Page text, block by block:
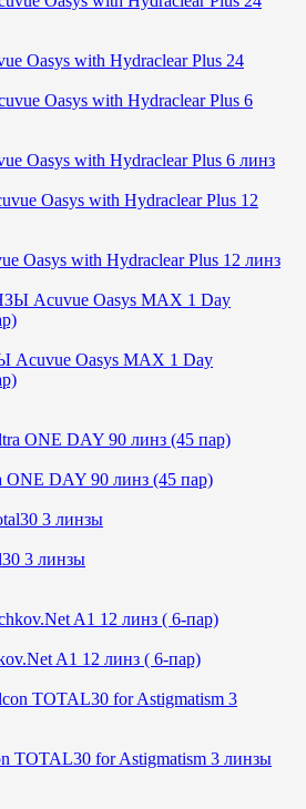
Oasys with Hydraclear Plus 24
Oasys with Hydraclear Plus 6 линз
Oasys with Hydraclear Plus 12 линз
Oasys MAX 1 Day
DAY 90 линз (45 пар)
3 линзы
A1 12 линз ( 6-пар)
TOTAL30 for Astigmatism 3 линзы